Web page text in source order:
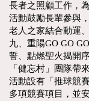
長者之照顧工作，
活動鼓勵長輩參與
老人之家結合動運
九、重陽GO GO
誓、點燃聖火揭開
「健忘村」團隊帶
活動設有「推球競
多項競賽項目，並